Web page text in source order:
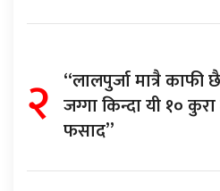
२ “लालपुर्जा मात्रै काफी
जग्गा किन्दा यी १० कुरा
फसाद”